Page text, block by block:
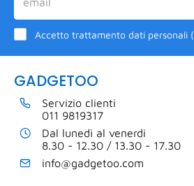
Accetto trattamento dati personali (
GADGETOO
Servizio clienti
011 9819317
Dal lunedì al venerdi
8.30 - 12.30 / 13.30 - 17.30
info@gadgetoo.com